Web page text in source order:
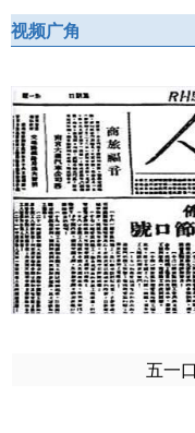
视频广角
五一